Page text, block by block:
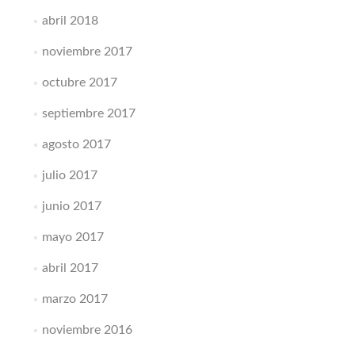
abril 2018
noviembre 2017
octubre 2017
septiembre 2017
agosto 2017
julio 2017
junio 2017
mayo 2017
abril 2017
marzo 2017
noviembre 2016